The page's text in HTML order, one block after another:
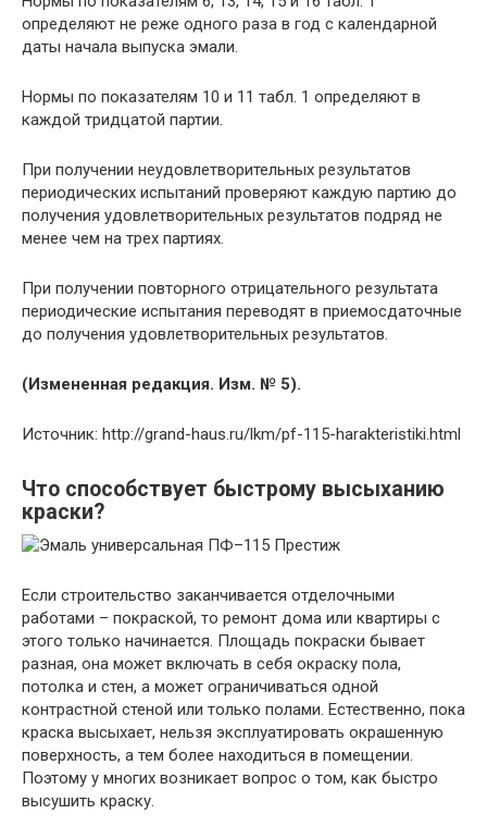
определяют не реже одного раза в год с календарной
даты начала выпуска эмали.
Нормы по показателям 10 и 11 табл. 1 определяют в
каждой тридцатой партии.
При получении неудовлетворительных результатов
периодических испытаний проверяют каждую партию до
получения удовлетворительных результатов подряд не
менее чем на трех партиях.
При получении повторного отрицательного результата
периодические испытания переводят в приемосдаточные
до получения удовлетворительных результатов.
(Измененная редакция. Изм. № 5).
Источник: http://grand-haus.ru/lkm/pf-115-harakteristiki.html
Что способствует быстрому высыханию
краски?
Если строительство заканчивается отделочными
работами – покраской, то ремонт дома или квартиры с
этого только начинается. Площадь покраски бывает
разная, она может включать в себя окраску пола,
потолка и стен, а может ограничиваться одной
контрастной стеной или только полами. Естественно, пока
краска высыхает, нельзя эксплуатировать окрашенную
поверхность, а тем более находиться в помещении.
Поэтому у многих возникает вопрос о том, как быстро
высушить краску.